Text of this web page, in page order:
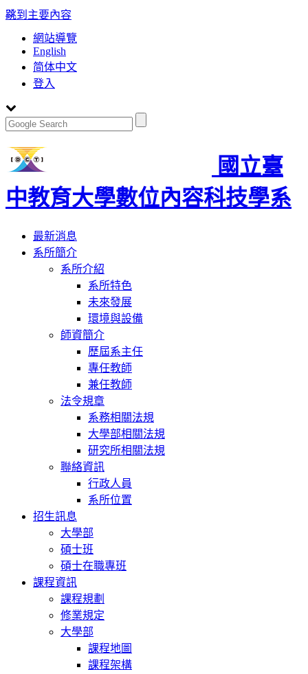
跳到主要內容
:::
網站導覽
English
简体中文
登入
國立臺
中教育大學數位內容科技學系
Toggle
navigation
最新消息
系所簡介
系所介紹
系所特色
未來發展
環境與設備
師資簡介
歷屆系主任
專任教師
兼任教師
法令規章
系務相關法規
大學部相關法規
研究所相關法規
聯絡資訊
行政人員
系所位置
招生訊息
大學部
碩士班
碩士在職專班
課程資訊
課程規劃
修業規定
大學部
課程地圖
課程架構